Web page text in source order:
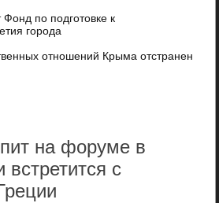
по подготовке к
города
отношений Крыма отстранен
на форуме в
встретится с